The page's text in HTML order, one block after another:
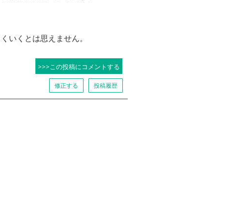
いくとは思えません。
>>>この投稿にコメントする
修正する 投稿履歴